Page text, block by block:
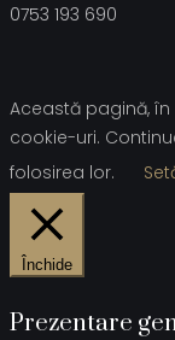
0753 193 690
Această pagină,
cookie-uri.
folosirea lor.
Închide
Prezentare